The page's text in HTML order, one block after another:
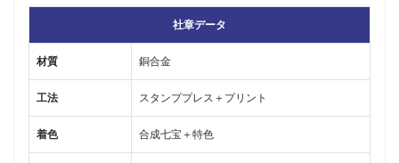
社章データ
材質 銅合金
工法 スタンププレス＋プリント
着色 合成七宝＋特色